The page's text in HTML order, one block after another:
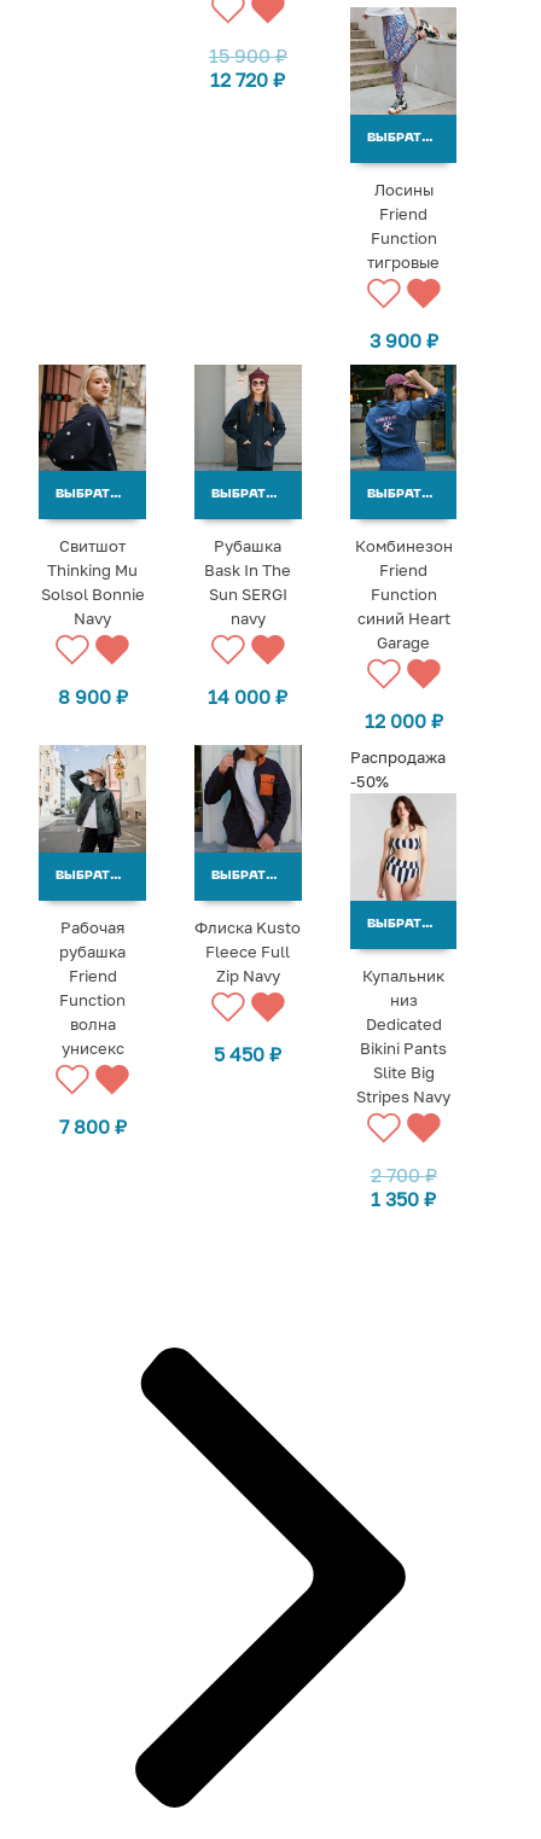
15 900₽
12 720₽
ВЫБРАТЬ ВАРИАНТЫ
Лосины
Friend
Function
тигровые
3 900 ₽
ВЫБРАТЬ ВАРИАНТЫ
Свитшот
Thinking Mu
Solsol Bonnie
Navy
8 900 ₽
ВЫБРАТЬ ВАРИАНТЫ
Рубашка
Bask In The
Sun SERGI
navy
14 000₽
ВЫБРАТЬ ВАРИАНТЫ
Комбинезон
Friend
Function
синий Heart
Garage
12 000 ₽
ВЫБРАТЬ ВАРИАНТЫ
Рабочая
рубашка
Friend
Function
волна
унисекс
7 800 ₽
ВЫБРАТЬ ВАРИАНТЫ
Флиска Kusto
Fleece Full
Zip Navy
5 450₽
Распродажа
-50%
ВЫБРАТЬ ВАРИАНТЫ
Купальник
низ
Dedicated
Bikini Pants
Slite Big
Stripes Navy
2 700₽
1 350₽